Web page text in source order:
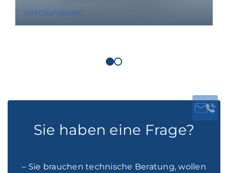
Komfortsessel
Sie haben eine Frage?
– Sie brauchen technische Beratung, wollen